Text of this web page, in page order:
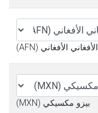
الأفغاني الأفغاني (AFN)
بيزو مكسيكي (MXN)